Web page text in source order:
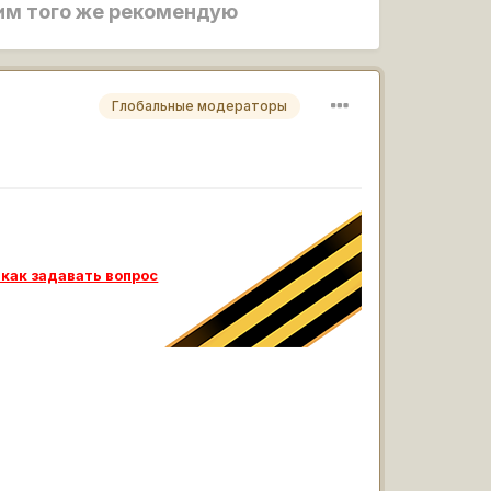
того же рекомендую
Глобальные модераторы
задавать вопрос